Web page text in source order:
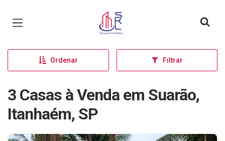
Página inicial
Ordenar Filtrar
3 Casas à Venda em Suarão,
Itanhaém, SP